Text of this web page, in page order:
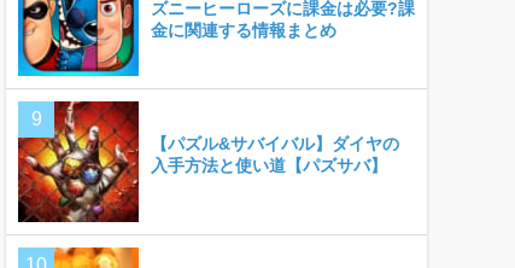
ズニーヒーローズに課金は必要?課
金に関連する情報まとめ
【パズル&サバイバル】ダイヤの
入手方法と使い道【パズサバ】